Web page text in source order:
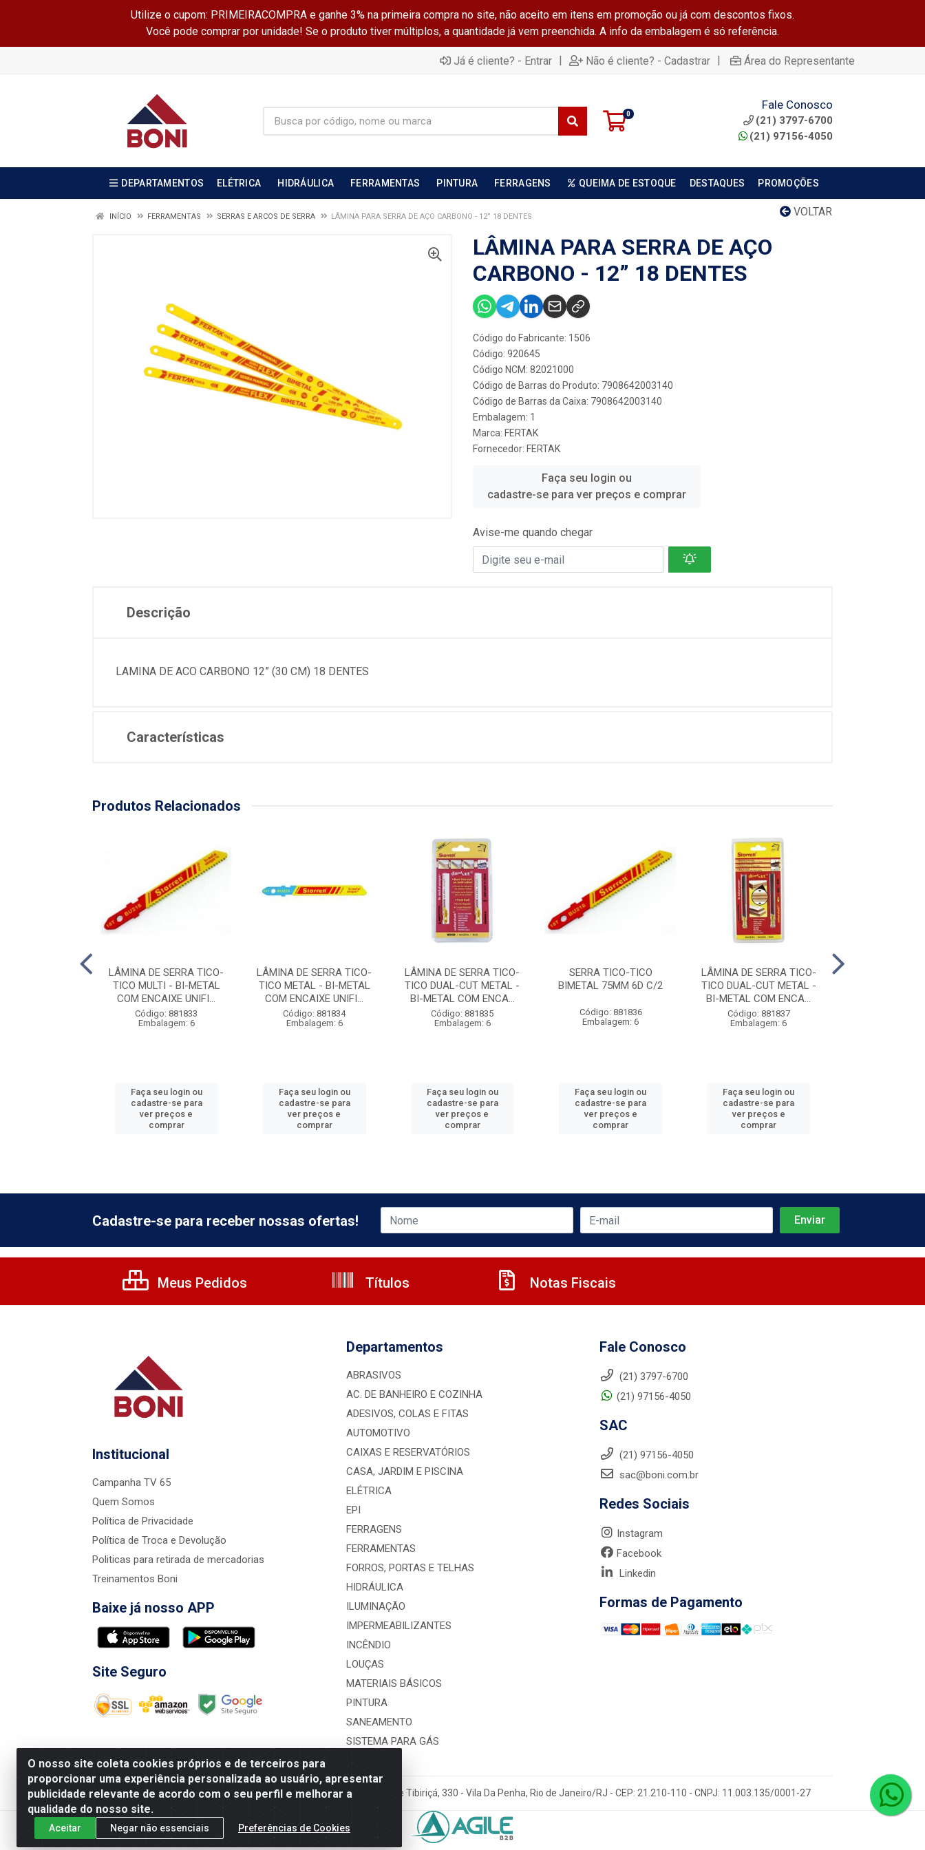
Utilize o cupom: PRIMEIRACOMPRA e ganhe 3% na primeira compra no site, não aceito em itens em promoção ou já com descontos fixos.
Você pode comprar por unidade! Se o produto tiver múltiplos, a quantidade já vem preenchida. A info da embalagem é só referência.
Já é cliente? - Entrar | Não é cliente? - Cadastrar | Área do Representante
0
Fale Conosco
(21) 3797-6700
(21) 97156-4050
DEPARTAMENTOS ELÉTRICA HIDRÁULICA FERRAMENTAS PINTURA FERRAGENS QUEIMA DE ESTOQUE DESTAQUES PROMOÇÕES
VOLTAR
INÍCIO FERRAMENTAS SERRAS E ARCOS DE SERRA LÂMINA PARA SERRA DE AÇO CARBONO - 12” 18 DENTES
LÂMINA PARA SERRA DE AÇO
CARBONO - 12” 18 DENTES
Código do Fabricante: 1506
Código: 920645
Código NCM: 82021000
Código de Barras do Produto: 7908642003140
Código de Barras da Caixa: 7908642003140
Embalagem: 1
Marca: FERTAK
Fornecedor: FERTAK
Faça seu login ou
cadastre-se para ver preços e comprar
Avise-me quando chegar
Descrição
LAMINA DE ACO CARBONO 12” (30 CM) 18 DENTES
Características
Produtos Relacionados
LÂMINA DE SERRA TICO-
TICO MULTI - BI-METAL
COM ENCAIXE UNIFI...
Código: 881833
Embalagem: 6
Faça seu login ou
cadastre-se para
ver preços e
comprar
LÂMINA DE SERRA TICO-
TICO METAL - BI-METAL
COM ENCAIXE UNIFI...
Código: 881834
Embalagem: 6
Faça seu login ou
cadastre-se para
ver preços e
comprar
LÂMINA DE SERRA TICO-
TICO DUAL-CUT METAL -
BI-METAL COM ENCA...
Código: 881835
Embalagem: 6
Faça seu login ou
cadastre-se para
ver preços e
comprar
SERRA TICO-TICO
BIMETAL 75MM 6D C/2
Código: 881836
Embalagem: 6
Faça seu login ou
cadastre-se para
ver preços e
comprar
LÂMINA DE SERRA TICO-
TICO DUAL-CUT METAL -
BI-METAL COM ENCA...
Código: 881837
Embalagem: 6
Faça seu login ou
cadastre-se para
ver preços e
comprar
O nosso site coleta cookies próprios e de terceiros para
proporcionar uma experiência personalizada ao usuário, apresentar
publicidade relevante de acordo com o seu perfil e melhorar a
qualidade do nosso site.
Aceitar Negar não essenciais Preferências de Cookies
Cadastre-se para receber nossas ofertas!
Meus Pedidos Títulos Notas Fiscais
Institucional
Campanha TV 65
Quem Somos
Política de Privacidade
Política de Troca e Devolução
Politicas para retirada de mercadorias
Treinamentos Boni
Baixe já nosso APP
Site Seguro
Departamentos
ABRASIVOS
AC. DE BANHEIRO E COZINHA
ADESIVOS, COLAS E FITAS
AUTOMOTIVO
CAIXAS E RESERVATÓRIOS
CASA, JARDIM E PISCINA
ELÉTRICA
EPI
FERRAGENS
FERRAMENTAS
FORROS, PORTAS E TELHAS
HIDRÁULICA
ILUMINAÇÃO
IMPERMEABILIZANTES
INCÊNDIO
LOUÇAS
MATERIAIS BÁSICOS
PINTURA
SANEAMENTO
SISTEMA PARA GÁS
Fale Conosco
(21) 3797-6700
(21) 97156-4050
SAC
(21) 97156-4050
sac@boni.com.br
Redes Sociais
Instagram
Facebook
Linkedin
Formas de Pagamento
Nova Boni Distribuidora de Material de Construção LTDA - Rua Alice Tibiriçá, 330 - Vila Da Penha, Rio de Janeiro/RJ - CEP: 21.210-110 - CNPJ: 11.003.135/0001-27